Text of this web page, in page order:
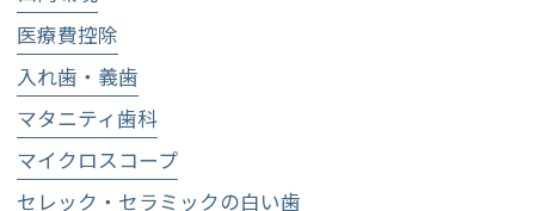
医療費控除
入れ歯・義歯
マタニティ歯科
マイクロスコープ
セレック・セラミックの白い歯